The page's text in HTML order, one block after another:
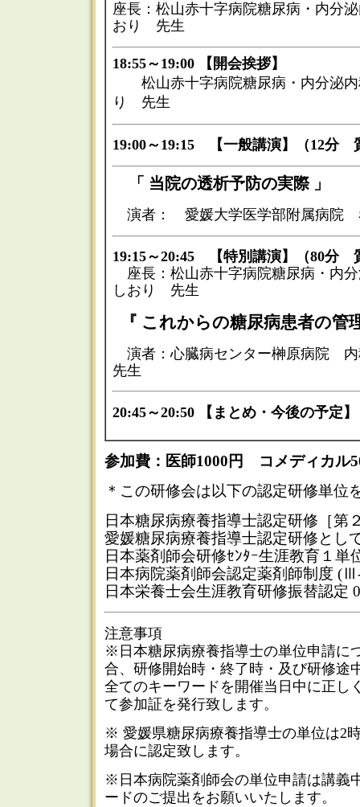
座長：松山赤十字病院糖尿病・内
おり 先生
18:55～19:00 【開会挨拶】
松山赤十字病院糖尿病・内分
り 先生
19:00～19:15 【一般講演】（12分
「 当院の透析予防の実際 」
演者： 愛媛大学医学部附属病
19:15～20:45 【特別講演】（80分
座長：松山赤十字病院糖尿病・
しおり 先生
『 これからの糖尿病患者の管
演者：心臓病センター榊原病
先生
20:45～20:50 【まとめ・今後の予定】
参加費：医師1000円 コメディカル
＊この研修会は以下の認定研修単位
日本糖尿病療養指導士認定研修［第
愛媛糖尿病療養指導士認定研修とし
日本薬剤師会研修ｾﾝﾀｰ生涯教育１単
日本病院薬剤師会認定薬剤師制度
日本栄養士会生涯教育研修振替認定
注意事項
※日本糖尿病療養指導士の単位申請に
合、研修開始時・終了時・及び研修途
全てのキーワードを開催当日中に正し
て参加証を発行致します。
※ 愛媛県糖尿病療養指導士の単位は2
場合に認定致します。
※日本病院薬剤師会の単位申請は講義
ードのご提出をお願いいたします。